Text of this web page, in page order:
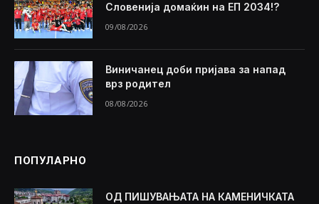
Словенија домаќин на ЕП 2034!?
09/08/2026
Виничанец доби пријава за напад
врз родител
08/08/2026
ПОПУЛАРНО
ОД ПИШУВАЊАТА НА КАМЕНИЧКАТА